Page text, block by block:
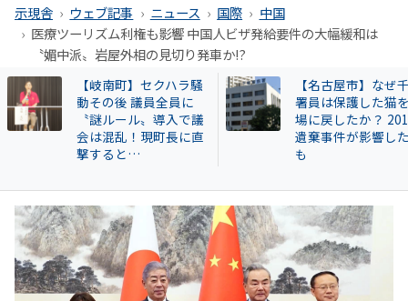
示現舎 ウェブ記事 ニュース 国際
中国
医療ツーリズム利権も影響 中国人ビザ発給要件の大幅緩和は
〝媚中派〟岩屋外相の見切り発車か!?
【名古屋市】なぜ千種
署員は保護した猫を現
場に戻したか？ 2013年
遺棄事件が影響したと
も
【和歌山自民】世
成氏が復党で 保守
の和歌山市長選に
響 ！世耕派・尾崎
県議が有力候補へ